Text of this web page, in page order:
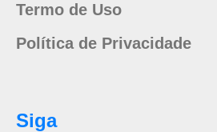
Termo de Uso
Política de Privacidade
Siga